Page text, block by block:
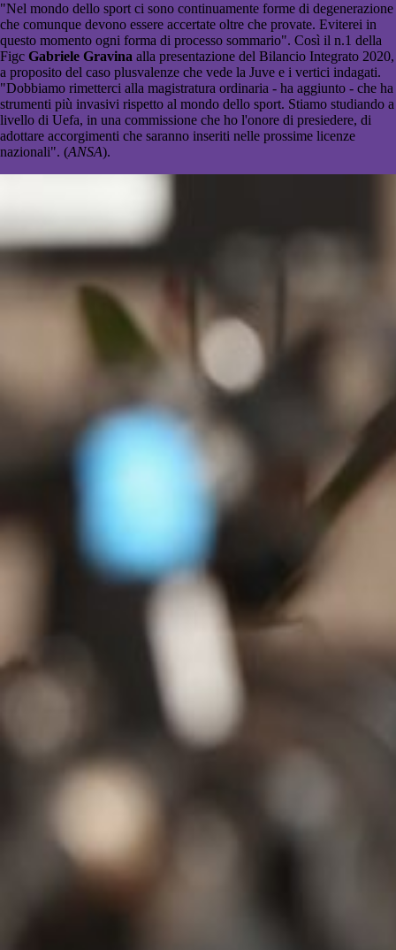
"Nel mondo dello sport ci sono continuamente forme di degenerazione
che comunque devono essere accertate oltre che provate. Eviterei in
questo momento ogni forma di processo sommario". Così il n.1 della
Figc Gabriele Gravina alla presentazione del Bilancio Integrato 2020,
a proposito del caso plusvalenze che vede la Juve e i vertici indagati.
"Dobbiamo rimetterci alla magistratura ordinaria - ha aggiunto - che ha
strumenti più invasivi rispetto al mondo dello sport. Stiamo studiando a
livello di Uefa, in una commissione che ho l'onore di presiedere, di
adottare accorgimenti che saranno inseriti nelle prossime licenze
nazionali". (ANSA).